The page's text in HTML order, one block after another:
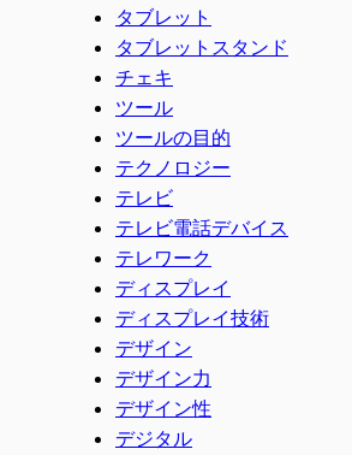
タブレット
タブレットスタンド
チェキ
ツール
ツールの目的
テクノロジー
テレビ
テレビ電話デバイス
テレワーク
ディスプレイ
ディスプレイ技術
デザイン
デザイン力
デザイン性
デジタル